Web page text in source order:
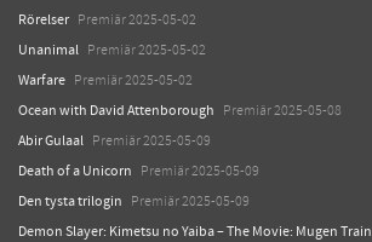
Rörelser Premiär 2025-05-02
Unanimal Premiär 2025-05-02
Warfare Premiär 2025-05-02
Ocean with David Attenborough Premiär 2025-05-08
Abir Gulaal Premiär 2025-05-09
Death of a Unicorn Premiär 2025-05-09
Den tysta trilogin Premiär 2025-05-09
Demon Slayer: Kimetsu no Yaiba – The Movie: Mugen Train